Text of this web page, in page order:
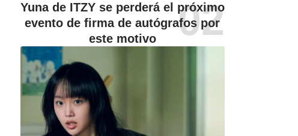
Yuna de ITZY se perderá el próximo
evento de firma de autógrafos por
este motivo